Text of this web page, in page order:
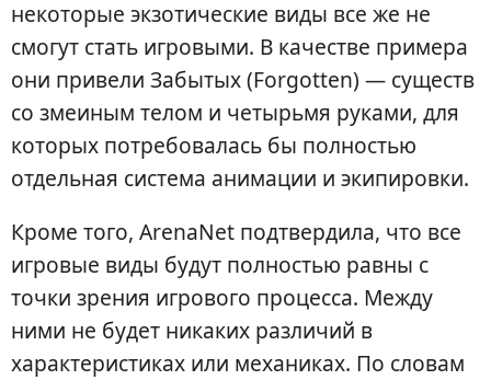
некоторые экзотические виды все же не
смогут стать игровыми. В качестве примера
они привели Забытых (Forgotten) — существ
со змеиным телом и четырьмя руками, для
которых потребовалась бы полностью
отдельная система анимации и экипировки.
Кроме того, ArenaNet подтвердила, что все
игровые виды будут полностью равны с
точки зрения игрового процесса. Между
ними не будет никаких различий в
характеристиках или механиках. По словам